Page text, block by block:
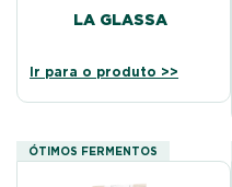
LA GLASSA
Ir para o produto >>
ÓTIMOS FERMENTOS